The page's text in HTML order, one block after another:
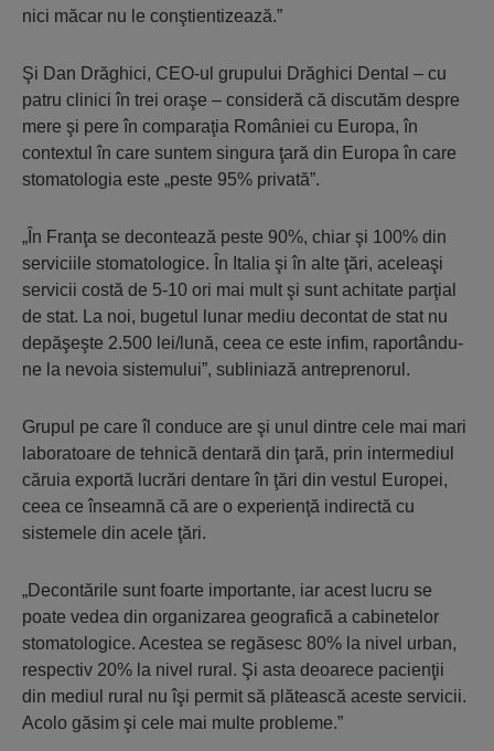
nici măcar nu le conştientizează.”
Şi Dan Drăghici, CEO-ul grupului Drăghici Dental – cu
patru clinici în trei oraşe – consideră că discutăm despre
mere şi pere în comparaţia României cu Europa, în
contextul în care suntem singura ţară din Europa în care
stomatologia este „peste 95% privată”.
„În Franţa se decontează peste 90%, chiar şi 100% din
serviciile stomatologice. În Italia şi în alte ţări, aceleaşi
servicii costă de 5-10 ori mai mult şi sunt achitate parţial
de stat. La noi, bugetul lunar mediu decontat de stat nu
depăşeşte 2.500 lei/lună, ceea ce este infim, raportându-
ne la nevoia sistemului”, subliniază antreprenorul.
Grupul pe care îl conduce are şi unul dintre cele mai mari
laboratoare de tehnică dentară din ţară, prin intermediul
căruia exportă lucrări dentare în ţări din vestul Europei,
ceea ce înseamnă că are o experienţă indirectă cu
sistemele din acele ţări.
„Decontările sunt foarte importante, iar acest lucru se
poate vedea din organizarea geografică a cabinetelor
stomatologice. Acestea se regăsesc 80% la nivel urban,
respectiv 20% la nivel rural. Şi asta deoarece pacienţii
din mediul rural nu îşi permit să plătească aceste servicii.
Acolo găsim şi cele mai multe probleme.”